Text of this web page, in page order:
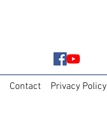
Contact Privacy Policy